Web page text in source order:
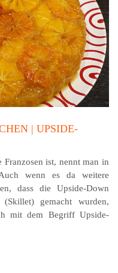
| UPSIDE-
ist, nennt man in
wenn es da weitere
dass die Upside-Down
gemacht wurden,
mit dem Begriff Upside-